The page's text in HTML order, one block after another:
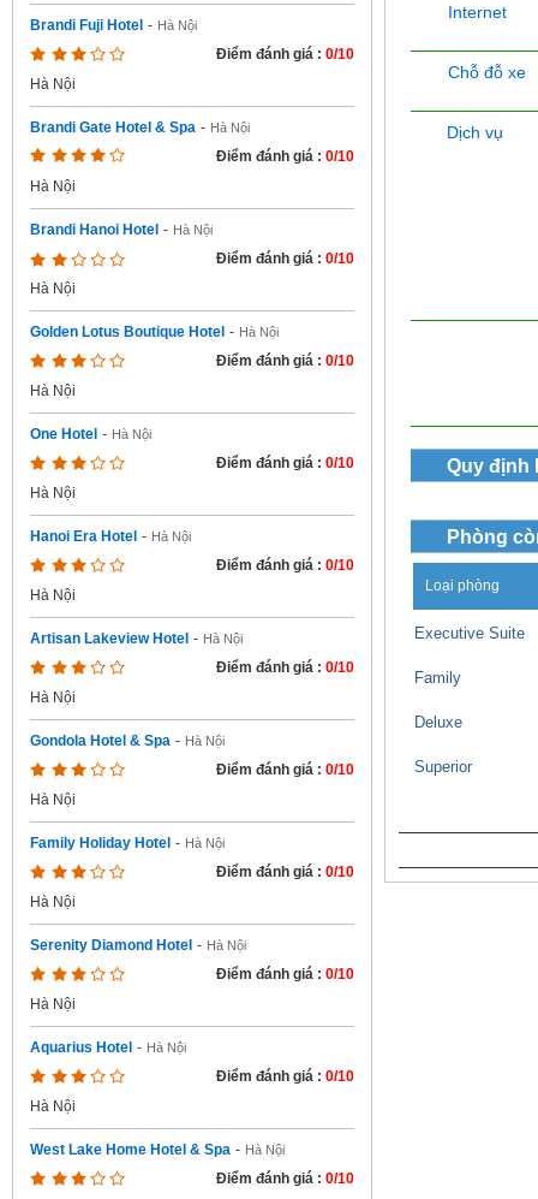
Brandi Fuji Hotel - Hà Nội
Điểm đánh giá : 0/10
Hà Nội
Brandi Gate Hotel & Spa - Hà Nội
Điểm đánh giá : 0/10
Hà Nội
Brandi Hanoi Hotel - Hà Nội
Điểm đánh giá : 0/10
Hà Nội
Golden Lotus Boutique Hotel - Hà Nội
Điểm đánh giá : 0/10
Hà Nội
One Hotel - Hà Nội
Điểm đánh giá : 0/10
Hà Nội
Hanoi Era Hotel - Hà Nội
Điểm đánh giá : 0/10
Hà Nội
Artisan Lakeview Hotel - Hà Nội
Điểm đánh giá : 0/10
Hà Nội
Gondola Hotel & Spa - Hà Nội
Điểm đánh giá : 0/10
Hà Nội
Family Holiday Hotel - Hà Nội
Điểm đánh giá : 0/10
Hà Nội
Serenity Diamond Hotel - Hà Nội
Điểm đánh giá : 0/10
Hà Nội
Aquarius Hotel - Hà Nội
Điểm đánh giá : 0/10
Hà Nội
West Lake Home Hotel & Spa - Hà Nội
Điểm đánh giá : 0/10
Internet
Chỗ đỗ xe
Dịch vụ
Quy định
Phòng
Loại phòng
Executive Suite
Family
Deluxe
Superior